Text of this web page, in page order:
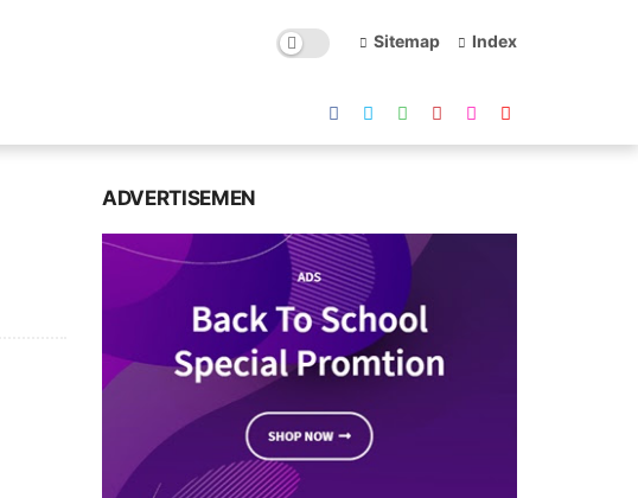
Sitemap Index
ADVERTISEMEN